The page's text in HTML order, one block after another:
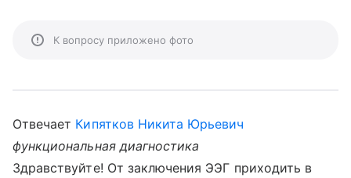
К вопросу приложено фото
Отвечает Кипятков Никита Юрьевич
функциональная диагностика
Здравствуйте! От заключения ЭЭГ приходить в